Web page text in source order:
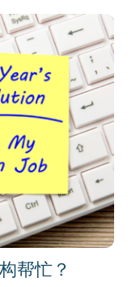
帮忙？